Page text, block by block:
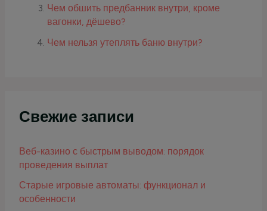
Чем обшить предбанник внутри, кроме
вагонки, дёшево?
Чем нельзя утеплять баню внутри?
Свежие записи
Веб-казино с быстрым выводом: порядок
проведения выплат
Старые игровые автоматы: функционал и
особенности